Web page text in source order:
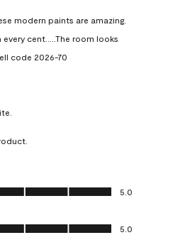
modern paints are amazing.
cent.....The room looks
code 2026-70
of 5
5.0
of 5
5.0